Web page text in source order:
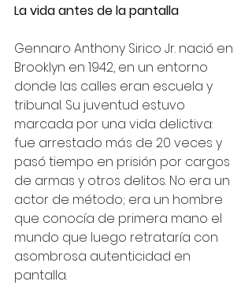
La vida antes de la pantalla
Gennaro Anthony Sirico Jr. nació en
Brooklyn en 1942, en un entorno
donde las calles eran escuela y
tribunal. Su juventud estuvo
marcada por una vida delictiva:
fue arrestado más de 20 veces y
pasó tiempo en prisión por cargos
de armas y otros delitos. No era un
actor de método; era un hombre
que conocía de primera mano el
mundo que luego retrataría con
asombrosa autenticidad en
pantalla.